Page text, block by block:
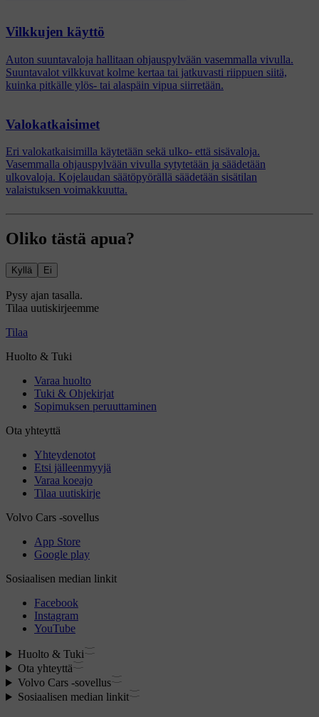
Vilkkujen käyttö
Auton suuntavaloja hallitaan ohjauspylvään vasemmalla vivulla.
Suuntavalot vilkkuvat kolme kertaa tai jatkuvasti riippuen siitä,
kuinka pitkälle ylös- tai alaspäin vipua siirretään.
Valokatkaisimet
Eri valokatkaisimilla käytetään sekä ulko- että sisävaloja.
Vasemmalla ohjauspylvään vivulla sytytetään ja säädetään
ulkovaloja. Kojelaudan säätöpyörällä säädetään sisätilan
valaistuksen voimakkuutta.
Oliko tästä apua?
Kyllä Ei